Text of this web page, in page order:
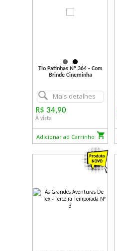
Tio Patinhas Nº 364 - Com
Brinde Cineminha
Mais detalhes
R$ 34,90
À vista
Adicionar ao Carrinho